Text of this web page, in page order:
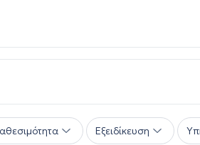
Εξειδίκευση